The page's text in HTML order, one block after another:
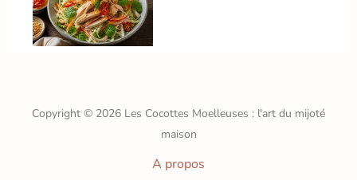
Copyright © 2026 Les Cocottes Moelleuses : l'art du mijoté
maison
A propos